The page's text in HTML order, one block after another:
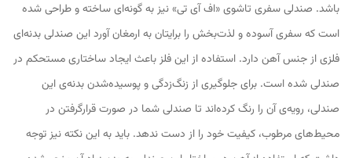
باشد. صندلی سفری تاشوی «اف آی تی» نیز به گونه‌ای ساخته و طراحی شده
است که سفری آسوده و لذت‌بخش را برایتان به ارمغان آورد این صندلی بدنه‌ای
فلزی از جنس آهن دارد. استفاده از این فلز باعث ایجاد ساختاری مستحکم در
صندلی شده است. برای جلوگیری از زنگ‌زدگی و پوسیده‌شدن بدنه‌ی این
صندلی، رویه‌ی آن را رنگ کرده‌اند تا صندلی شما در صورت قرار‌گرفتن در
محیط‌های مرطوب، کیفیت خود را از دست ندهد. باید به این نکته نیز توجه